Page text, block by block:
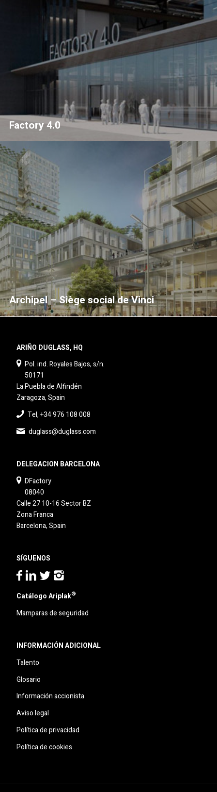
Factory 4.0
Archipel – Siège social de Vinci
ARIÑO DUGLASS, HQ
Pol. ind. Royales Bajos, s/n.
50171
La Puebla de Alfindén
Zaragoza, Spain
Tel, +34 976 108 008
duglass@duglass.com
DELEGACION BARCELONA
DFactory
08040
Calle 27 10-16 Sector BZ
Zona Franca
Barcelona, Spain
SÍGUENOS
Catálogo Ariplak®
Mamparas de seguridad
INFORMACIÓN ADICIONAL
Talento
Glosario
Información accionista
Aviso legal
Política de privacidad
Política de cookies